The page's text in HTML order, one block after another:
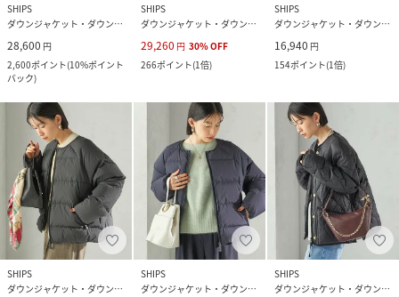
SHIPS
ダウンジャケット・ダウンベスト
28,600 円
2,600ポイント(10%ポイント
バック)
SHIPS
ダウンジャケット・ダウンベスト
29,260 円 30%OFF
266ポイント(1倍)
SHIPS
ダウンジャケット・ダウンベスト
16,940 円
154ポイント(1倍)
SHIPS
ダウンジャケット・ダウンベスト
SHIPS
ダウンジャケット・ダウンベスト
SHIPS
ダウンジャケット・ダウンベスト